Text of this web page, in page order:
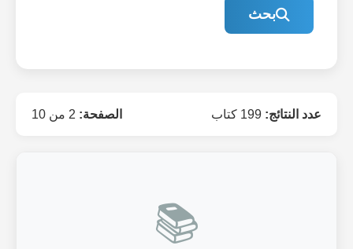
بحث
عدد النتائج: الصفحة:
📚